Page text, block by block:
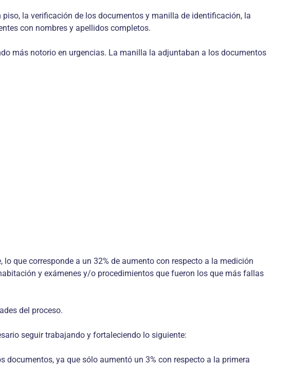
la verificación de los documentos y manilla de identificación, la
con nombres y apellidos completos.
más notorio en urgencias. La manilla la adjuntaban a los documentos
que corresponde a un 32% de aumento con respecto a la medición
y exámenes y/o procedimientos que fueron los que más fallas
del proceso.
seguir trabajando y fortaleciendo lo siguiente:
ya que sólo aumentó un 3% con respecto a la primera